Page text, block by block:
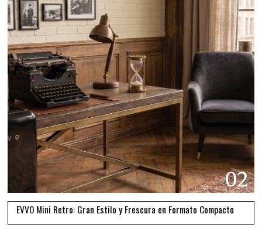
02
EVVO Mini Retro: Gran Estilo y Frescura en Formato Compacto